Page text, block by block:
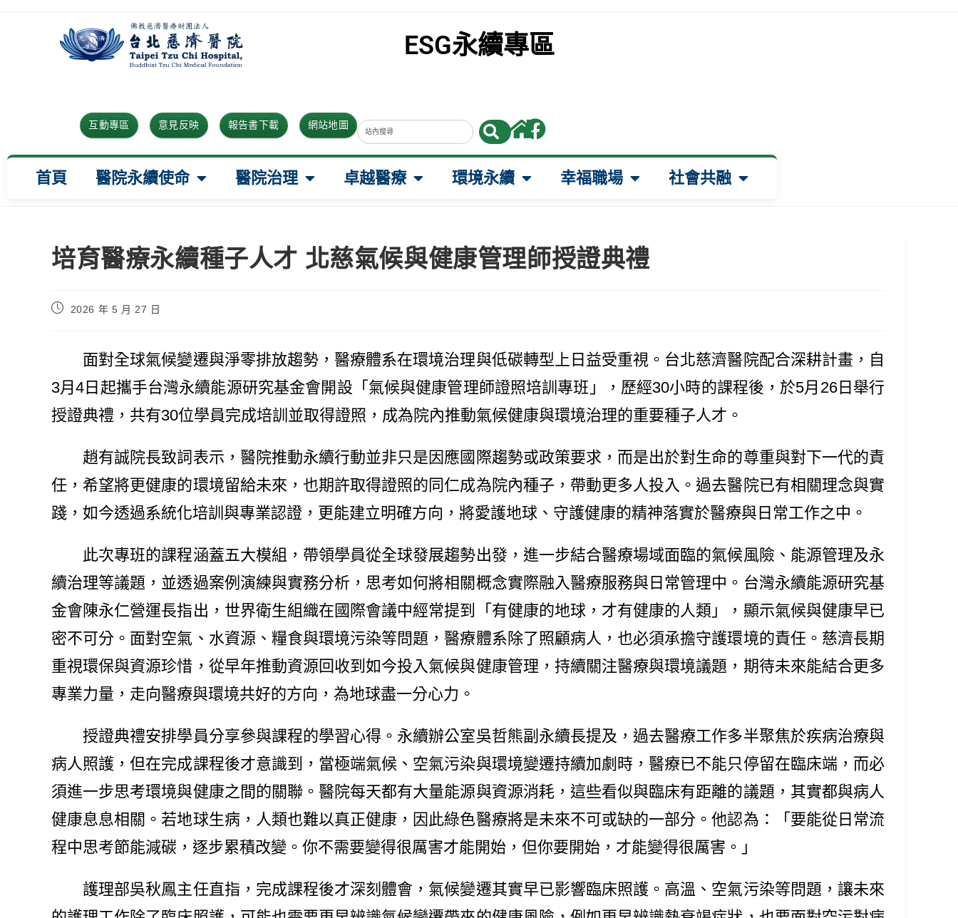
ESG永續專區
互動專區 意見反映 報告書下載 網站地圖
前往連結內容
前往連結內容
首頁 醫院永續使命 醫院治理 卓越醫療 環境永續 幸福職場 社會共融
培育醫療永續種子人才 北慈氣候與健康管理師授證典禮
2026 年 5 月 27 日
面對全球氣候變遷與淨零排放趨勢，醫療體系在環境治理與低碳轉型上日益受重視。台北慈濟醫院配合深耕計畫，自
3月4日起攜手台灣永續能源研究基金會開設「氣候與健康管理師證照培訓專班」，歷經30小時的課程後，於5月26日舉行
授證典禮，共有30位學員完成培訓並取得證照，成為院內推動氣候健康與環境治理的重要種子人才。
趙有誠院長致詞表示，醫院推動永續行動並非只是因應國際趨勢或政策要求，而是出於對生命的尊重與對下一代的責
任，希望將更健康的環境留給未來，也期許取得證照的同仁成為院內種子，帶動更多人投入。過去醫院已有相關理念與實
踐，如今透過系統化培訓與專業認證，更能建立明確方向，將愛護地球、守護健康的精神落實於醫療與日常工作之中。
此次專班的課程涵蓋五大模組，帶領學員從全球發展趨勢出發，進一步結合醫療場域面臨的氣候風險、能源管理及永
續治理等議題，並透過案例演練與實務分析，思考如何將相關概念實際融入醫療服務與日常管理中。台灣永續能源研究基
金會陳永仁營運長指出，世界衛生組織在國際會議中經常提到「有健康的地球，才有健康的人類」，顯示氣候與健康早已
密不可分。面對空氣、水資源、糧食與環境污染等問題，醫療體系除了照顧病人，也必須承擔守護環境的責任。慈濟長期
重視環保與資源珍惜，從早年推動資源回收到如今投入氣候與健康管理，持續關注醫療與環境議題，期待未來能結合更多
專業力量，走向醫療與環境共好的方向，為地球盡一分心力。
授證典禮安排學員分享參與課程的學習心得。永續辦公室吳哲熊副永續長提及，過去醫療工作多半聚焦於疾病治療與
病人照護，但在完成課程後才意識到，當極端氣候、空氣污染與環境變遷持續加劇時，醫療已不能只停留在臨床端，而必
須進一步思考環境與健康之間的關聯。醫院每天都有大量能源與資源消耗，這些看似與臨床有距離的議題，其實都與病人
健康息息相關。若地球生病，人類也難以真正健康，因此綠色醫療將是未來不可或缺的一部分。他認為：「要能從日常流
程中思考節能減碳，逐步累積改變。你不需要變得很厲害才能開始，但你要開始，才能變得很厲害。」
護理部吳秋鳳主任直指，完成課程後才深刻體會，氣候變遷其實早已影響臨床照護。高溫、空氣污染等問題，讓未來